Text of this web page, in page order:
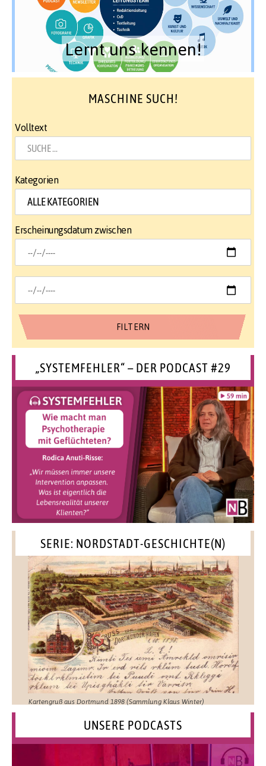
Lernt uns kennen!
MASCHINE SUCH!
Volltext
Kategorien
Erscheinungsdatum zwischen
„SYSTEMFEHLER“ – DER PODCAST #29
SERIE: NORDSTADT-GESCHICHTE(N)
Kartengruß aus Dortmund 1898 (Sammlung Klaus Winter)
UNSERE PODCASTS